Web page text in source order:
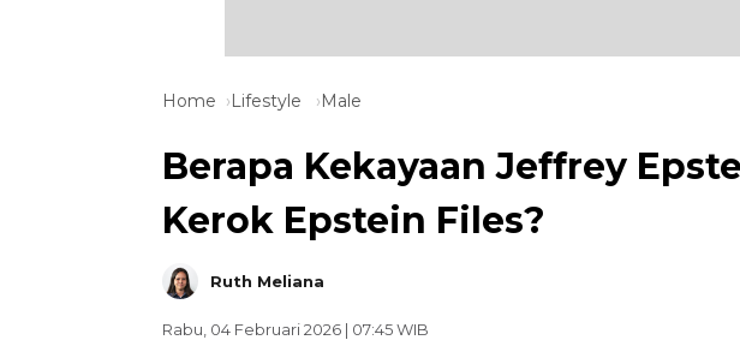
Home Lifestyle Male
Berapa Kekayaan Jeffrey
Kerok Epstein Files?
Ruth Meliana
Rabu, 04 Februari 2026 | 07:45 WIB